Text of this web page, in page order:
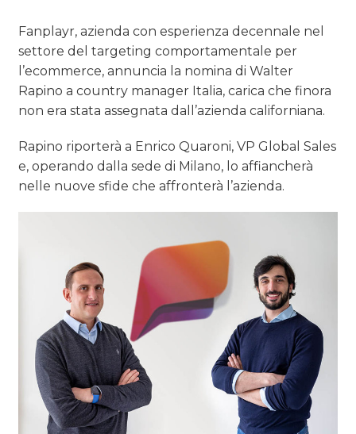
Fanplayr, azienda con esperienza decennale nel
settore del targeting comportamentale per
l’ecommerce, annuncia la nomina di Walter
Rapino a country manager Italia, carica che finora
non era stata assegnata dall’azienda californiana.
Rapino riporterà a Enrico Quaroni, VP Global Sales
e, operando dalla sede di Milano, lo affiancherà
nelle nuove sfide che affronterà l’azienda.